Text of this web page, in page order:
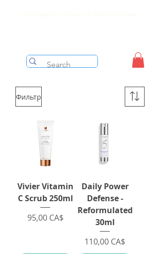
Фильтр
Vivier Vitamin
C Scrub 250ml
Цена
95,00 CA$
Daily Power
Defense -
Reformulated
30ml
Цена
110,00 CA$